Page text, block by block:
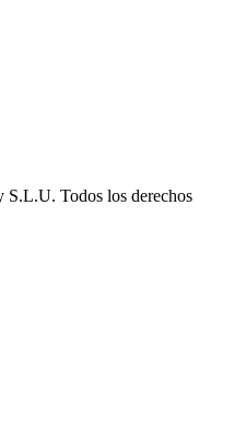
Todos los derechos